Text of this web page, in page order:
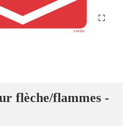
flèche/flammes -